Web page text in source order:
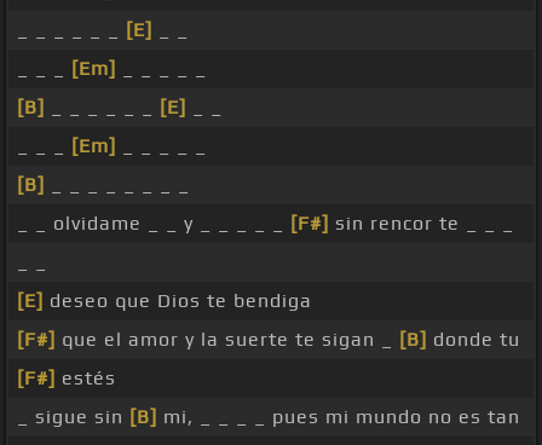
[E]
[Em]
[B]
[E]
[Em]
[B]
_ _ olvidame _ _ y _ _ _ _ _
[F#] sin rencor te _ _ _
[E] deseo que Dios te bendiga
[F#] que el amor y la suerte te sigan _ [B] donde tu
[F#] estés
_ sigue sin [B] mi, _ _ _ _ pues mi mundo no es tan